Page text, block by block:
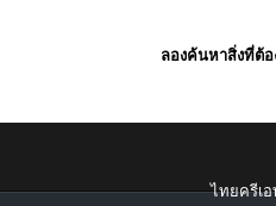
ลองค้นหาสิ่งที่ต้อ
ไทยครีเอ